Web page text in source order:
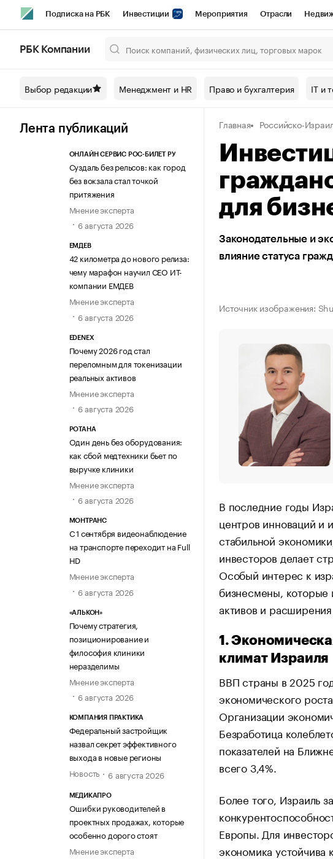
Подписка на РБК Инвестиции Мероприятия Отрасли
Спецпроекты СПб Конференции СПб Спецпроекты Проверка
Технологии и медиа Рынок наличной валюты
РБК Компании
Выбор редакции Менеджмент и HR Право и бухгалтерия IT и
Лента публикаций
ОНЛАЙН СЕРВИС РОС-БИЛЕТ РУ
Суздаль без рельсов: как город
без вокзала стал точкой
притяжения
Мнение эксперта
6 августа 2026
ЕМДЕВ
42 километра до нового релиза:
чему марафон научил СЕО ИТ-
компании ЕМДЕВ
Мнение эксперта
6 августа 2026
EDENEX
Почему 2026 год стал
переломным для токенизации
реальных активов
Мнение эксперта
6 августа 2026
РОТАНА
Один день без оборудования:
как сбой медтехники бьет по
выручке клиники
Мнение эксперта
6 августа 2026
МОНТРАНС
С 1 сентября видеонаблюдение
на транспорте переходит на Full
HD
Мнение эксперта
6 августа 2026
«АЛЬКОН»
Почему стратегия,
позиционирование и
философия клиники
неразделимы
Мнение эксперта
6 августа 2026
КОМПАНИЯ ПРАКТИКА
Федеральный застройщик
назвал секрет эффективного
выхода в новые регионы
Новость
6 августа 2026
МЕДИКАПРО
Ошибки руководителей в
проектных продажах, которые
особенно дорого стоят
Мнение эксперта
Главная Российско-
для
Законодательные и
влияние статуса
Источник изображения:
В последние годы
центров инноваций и
стабильной
инвесторов делает
Особый интерес к
бизнесмены, которые
активов и расширения
1.
климат Израиля
ВВП страны в 2025
экономического
Организации
Безработица
показателей на
всего 3,4%.
Более того, Израиль
Европы. Для
экономика устойчива